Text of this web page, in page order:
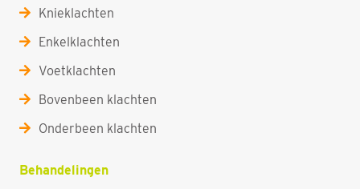
Knieklachten
Enkelklachten
Voetklachten
Bovenbeen klachten
Onderbeen klachten
Behandelingen